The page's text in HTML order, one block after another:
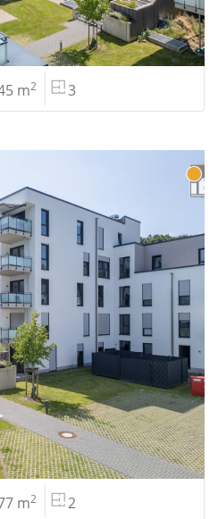
m2 3
m2 2